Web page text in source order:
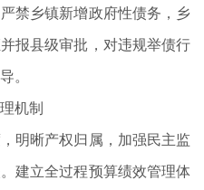
禁乡镇新增政府性债务，乡
报县级审批，对违规举债行
。
机制
晰产权归属，加强民主监
建立全过程预算绩效管理体